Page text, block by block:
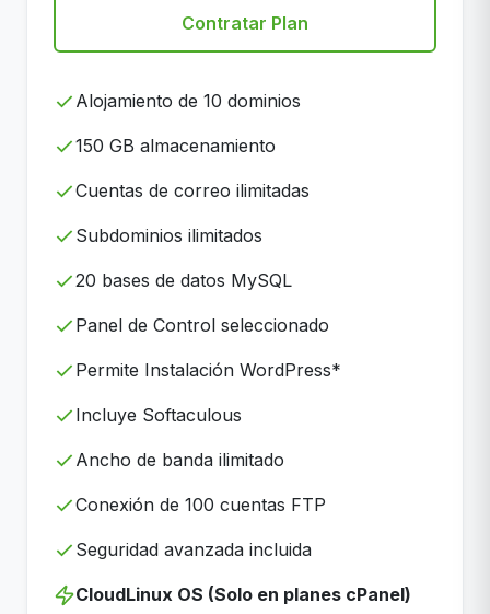
Contratar Plan
Alojamiento de 10 dominios
150 GB almacenamiento
Cuentas de correo ilimitadas
Subdominios ilimitados
20 bases de datos MySQL
Panel de Control seleccionado
Permite Instalación WordPress*
Incluye Softaculous
Ancho de banda ilimitado
Conexión de 100 cuentas FTP
Seguridad avanzada incluida
CloudLinux OS (Solo en planes cPanel)